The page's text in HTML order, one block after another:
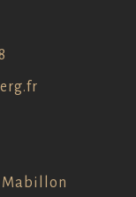
Mabillon